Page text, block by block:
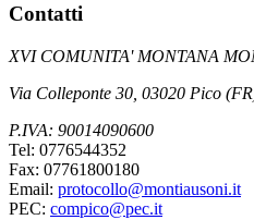
Contatti
XVI COMUNITA' MONTANA
Via Colleponte 30, 03020 Pico
P.IVA: 90014090600
Tel: 0776544352
Fax: 07761800180
Email: protocollo@montiausoni.it
PEC: compico@pec.it